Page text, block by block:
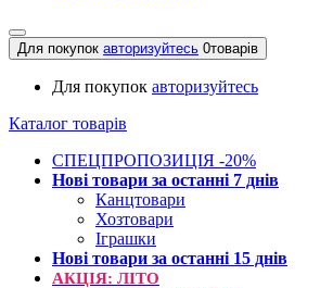
Для покупок авторизуйтесь 0товарів
Для покупок авторизуйтесь
Каталог товарів
СПЕЦПРОПОЗИЦІЯ -20%
Нові товари за останнi 7 днiв
Канцтовари
Хозтовари
Іграшки
Нові товари за останнi 15 днiв
АКЦІЯ: ЛІТО